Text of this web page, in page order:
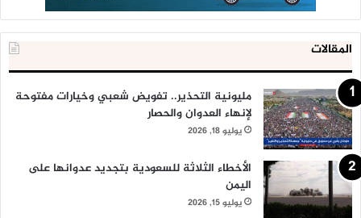
المقالات
مليونية التحذير.. تفويض شعبي وخيارات مفتوحة
لإنهاء العدوان والحصار
يوليو 18, 2026
الأخطاء الثلاثة للسعودية بتجديد عدوانها على
اليمن
يوليو 15, 2026